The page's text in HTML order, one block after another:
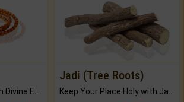
Jadi (Tree Roots)